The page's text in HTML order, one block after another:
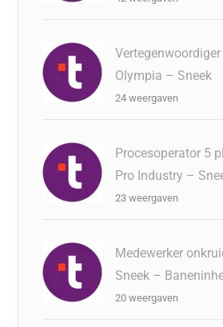
Olympia – Sneek
24 weergaven
Procesoperator 5
Pro Industry –
23 weergaven
Medewerker
Sneek –
20 weergaven